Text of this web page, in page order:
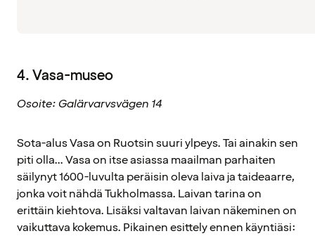
4. Vasa-museo
Osoite: Galärvarvsvägen 14
Sota-alus Vasa on Ruotsin suuri ylpeys. Tai ainakin sen
piti olla... Vasa on itse asiassa maailman parhaiten
säilynyt 1600-luvulta peräisin oleva laiva ja taideaarre,
jonka voit nähdä Tukholmassa. Laivan tarina on
erittäin kiehtova. Lisäksi valtavan laivan näkeminen on
vaikuttava kokemus. Pikainen esittely ennen käyntiäsi: